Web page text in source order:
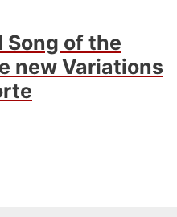
Song of the
new Variations